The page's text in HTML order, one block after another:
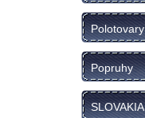
Polotovary
Popruhy
SLOVAKIA